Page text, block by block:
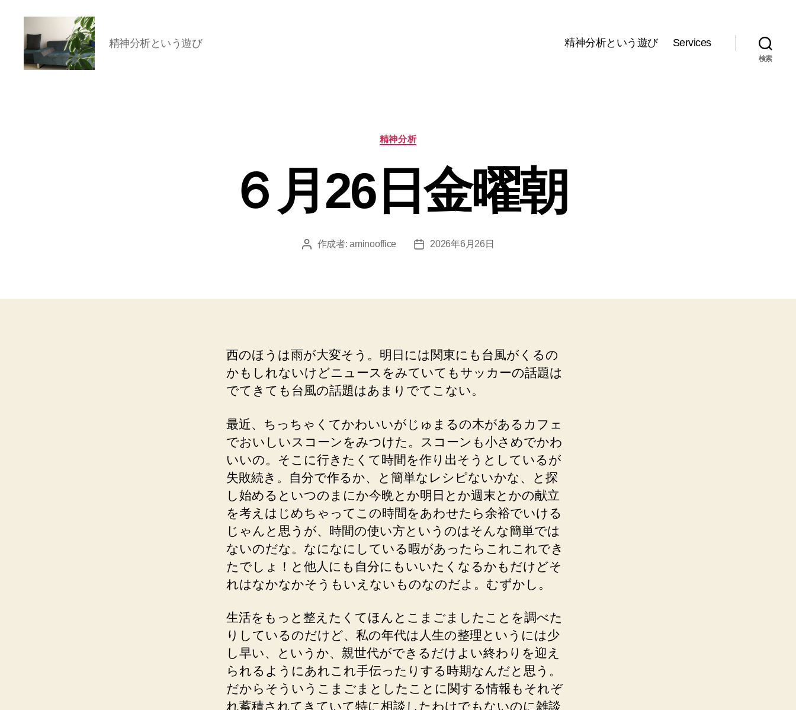
精神分析という遊び 精神分析という遊び Services
検索
カ
テ
リ
ー
精神分析
６月26日金曜朝
投 作成者:aminooffice
投
2026年6月26日
西のほうは雨が大変そう。明日には関東にも台風がくるの
かもしれないけどニュースをみていてもサッカーの話題は
でてきても台風の話題はあまりでてこない。
最近、ちっちゃくてかわいいがじゅまるの木があるカフェ
でおいしいスコーンをみつけた。スコーンも小さめでかわ
いいの。そこに行きたくて時間を作り出そうとしているが
失敗続き。自分で作るか、と簡単なレシピないかな、と探
し始めるといつのまにか今晩とか明日とか週末とかの献立
を考えはじめちゃってこの時間をあわせたら余裕でいける
じゃんと思うが、時間の使い方というのはそんな簡単では
ないのだな。なになにしている暇があったらこれこれでき
たでしょ！と他人にも自分にもいいたくなるかもだけどそ
れはなかなかそうもいえないものなのだよ。むずかし。
生活をもっと整えたくてほんとこまごましたことを調べた
りしているのだけど、私の年代は人生の整理というには少
し早い、というか、親世代ができるだけよい終わりを迎え
られるようにあれこれ手伝ったりする時期なんだと思う。
だからそういうこまごまとしたことに関する情報もそれぞ
れ蓄積されてきていて特に相談したわけでもないのに雑談